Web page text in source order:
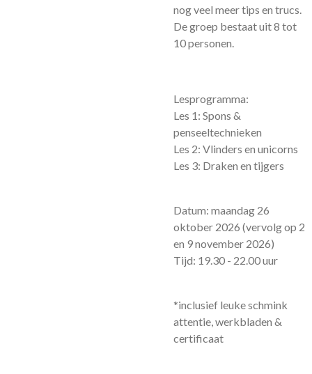
nog veel meer tips en trucs.
De groep bestaat uit 8 tot
10 personen.
Lesprogramma:
Les 1: Spons &
penseeltechnieken
Les 2: Vlinders en unicorns
Les 3: Draken en tijgers
Datum: maandag 26
oktober 2026 (vervolg op 2
en 9 november 2026)
Tijd: 19.30 - 22.00 uur
*inclusief leuke schmink
attentie, werkbladen &
certificaat